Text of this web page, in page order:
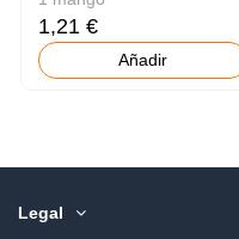
1,21 €
Añadir
Legal